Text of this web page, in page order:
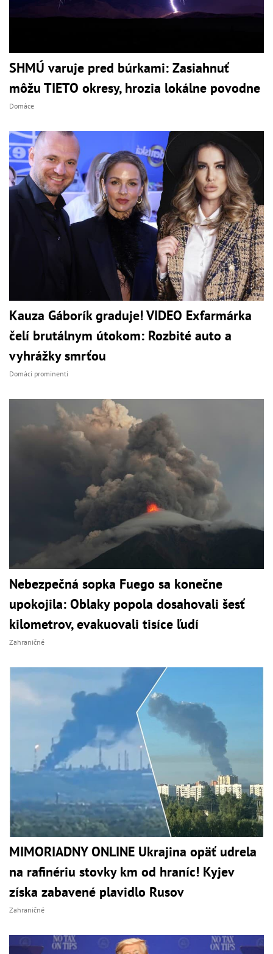
SHMÚ varuje pred búrkami: Zasiahnuť
môžu TIETO okresy, hrozia lokálne povodne
Domáce
Kauza Gáborík graduje! VIDEO Exfarmárka
čelí brutálnym útokom: Rozbité auto a
vyhrážky smrťou
Domáci prominenti
Nebezpečná sopka Fuego sa konečne
upokojila: Oblaky popola dosahovali šesť
kilometrov, evakuovali tisíce ľudí
Zahraničné
MIMORIADNY ONLINE Ukrajina opäť udrela
na rafinériu stovky km od hraníc! Kyjev
získa zabavené plavidlo Rusov
Zahraničné